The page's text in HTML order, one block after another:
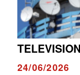
24/06/2026